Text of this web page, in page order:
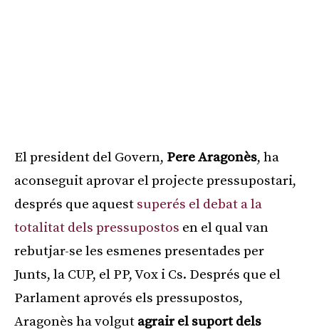
El president del Govern, Pere Aragonès, ha
aconseguit aprovar el projecte pressupostari,
després que aquest superés el debat a la
totalitat dels pressupostos en el qual van
rebutjar-se les esmenes presentades per
Junts, la CUP, el PP, Vox i Cs. Després que el
Parlament aprovés els pressupostos,
Aragonès ha volgut agrair el suport dels